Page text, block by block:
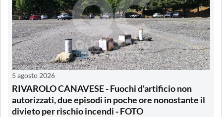
5 agosto 2026
RIVAROLO CANAVESE - Fuochi d'artificio non
autorizzati, due episodi in poche ore nonostante il
divieto per rischio incendi - FOTO